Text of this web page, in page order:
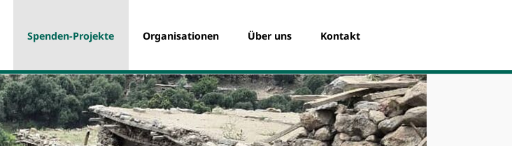
Spenden-Projekte Organisationen Über uns
Das Spendenportal
Die SKB Witten eG
Das Team
Kontakt